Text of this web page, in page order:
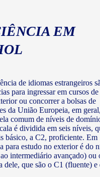
EM
de idiomas estrangeiros
para ingressar em cursos de
ou concorrer a bolsas de
da União Europeia, em geral,
comum de níveis de
é dividida em seis níveis,
básico, a C2, proficiente. Em
para estudo no exterior é do
intermediário avançado) ou
dele, que são o C1 (fluente) e